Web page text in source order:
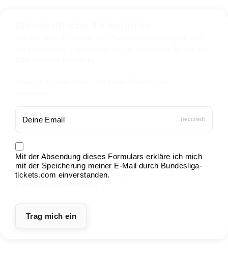
(required)
Mit der Absendung dieses Formulars erkläre ich mich
mit der Speicherung meiner E-Mail durch Bundesliga-
tickets.com einverstanden.